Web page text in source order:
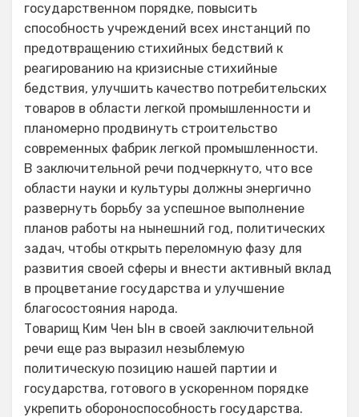
государственном порядке, повысить
способность учреждений всех инстанций по
предотвращению стихийных бедствий к
реагированию на кризисные стихийные
бедствия, улучшить качество потребительских
товаров в области легкой промышленности и
планомерно продвинуть строительство
современных фабрик легкой промышленности.
В заключительной речи подчеркнуто, что все
области науки и культуры должны энергично
развернуть борьбу за успешное выполнение
планов работы на нынешний год, политических
задач, чтобы открыть переломную фазу для
развития своей сферы и внести активный вклад
в процветание государства и улучшение
благосостояния народа.
Товарищ Ким Чен Ын в своей заключительной
речи еще раз выразил незыблемую
политическую позицию нашей партии и
государства, готового в ускоренном порядке
укрепить обороноспособность государства.